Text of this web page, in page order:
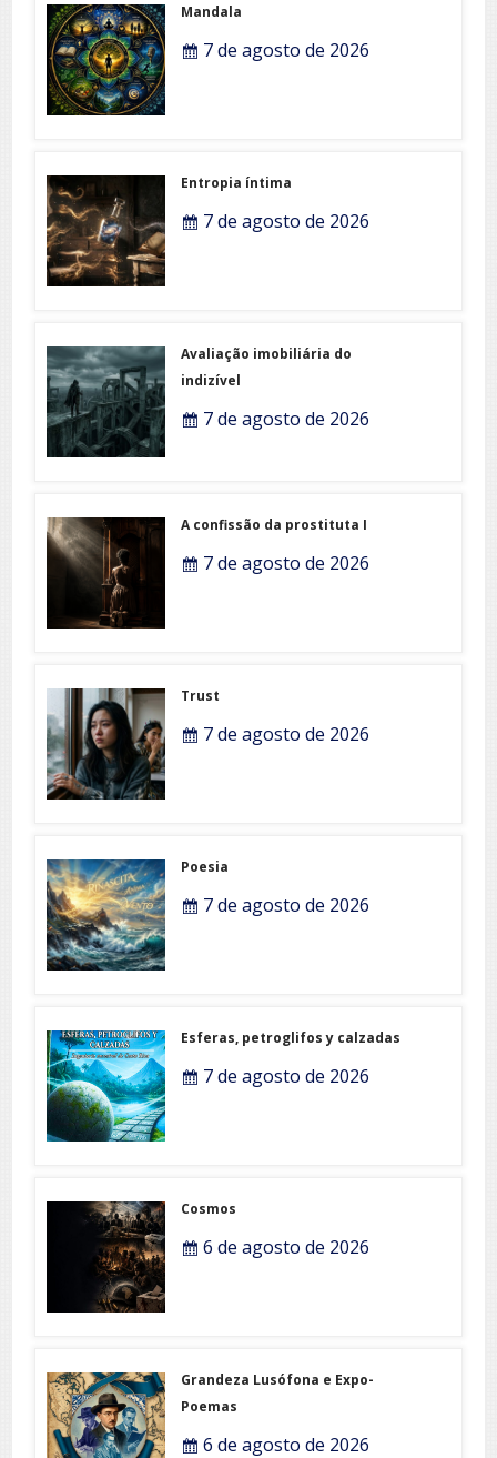
Mandala
7 de agosto de 2026
Entropia íntima
7 de agosto de 2026
Avaliação imobiliária do
indizível
7 de agosto de 2026
A confissão da prostituta I
7 de agosto de 2026
Trust
7 de agosto de 2026
Poesia
7 de agosto de 2026
Esferas, petroglifos y calzadas
7 de agosto de 2026
Cosmos
6 de agosto de 2026
Grandeza Lusófona e Expo-
Poemas
6 de agosto de 2026